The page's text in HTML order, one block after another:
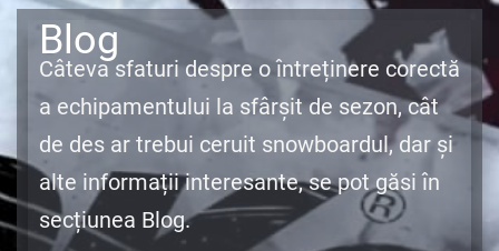
Blog
Câteva sfaturi despre o întreținere corectă
a echipamentului la sfârșit de sezon, cât
de des ar trebui ceruit snowboardul, dar și
alte informații interesante, se pot găsi în
secțiunea Blog.